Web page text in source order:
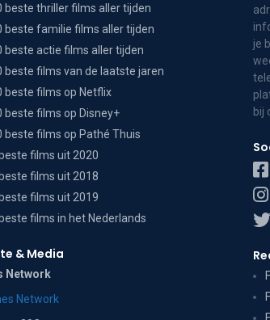
beste thriller films aller tijden
beste familie films aller tijden
beste actie films aller tijden
beste films van de laatste jaren
beste films op Netflix
beste films op Disney+
beste films op Pathé Thuis
films uit 2020
films uit 2018
films uit 2019
films in het Nederlands
& Media
Network
je
bij